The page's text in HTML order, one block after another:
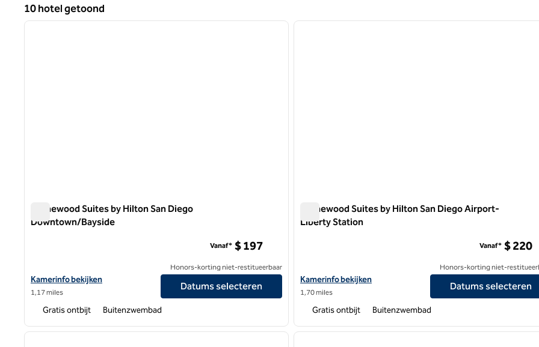
10 hotel getoond
10 hotel getoond
1 van 12
volgende afbeelding
Homewood Suites by Hilton San Diego
Downtown/Bayside
Bekijk hoteldetails voor Homewood Suites by Hilton San Diego Downtown/Bayside
Kamerinfo bekijken
1,17 miles
Vanaf* $ 197
Honors-korting niet-restitueerbaar
Datums selecteren
Gratis ontbijt Buitenzwembad
1 van 12
Homewood Suites by Hilton San Diego Airport-
Liberty Station
Bekijk hoteldetails voor Homewood Suites by Hilton San Diego
Kamerinfo bekijken
1,70 miles
Vanaf* $ 220
Honors-korting niet-
Datums selecteren
Gratis ontbijt Buitenzwembad
1 van 12
volgende afbeelding
1 van 5